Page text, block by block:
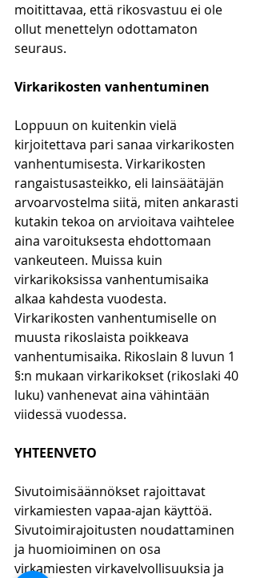
moitittavaa, että rikosvastuu ei ole
ollut menettelyn odottamaton
seuraus.
Virkarikosten vanhentuminen
Loppuun on kuitenkin vielä
kirjoitettava pari sanaa virkarikosten
vanhentumisesta. Virkarikosten
rangaistusasteikko, eli lainsäätäjän
arvoarvostelma siitä, miten ankarasti
kutakin tekoa on arvioitava vaihtelee
aina varoituksesta ehdottomaan
vankeuteen. Muissa kuin
virkarikoksissa vanhentumisaika
alkaa kahdesta vuodesta.
Virkarikosten vanhentumiselle on
muusta rikoslaista poikkeava
vanhentumisaika. Rikoslain 8 luvun 1
§:n mukaan virkarikokset (rikoslaki 40
luku) vanhenevat aina vähintään
viidessä vuodessa.
YHTEENVETO
Sivutoimisäännökset rajoittavat
virkamiesten vapaa-ajan käyttöä.
Sivutoimirajoitusten noudattaminen
ja huomioiminen on osa
virkamiesten virkavelvollisuuksia ja